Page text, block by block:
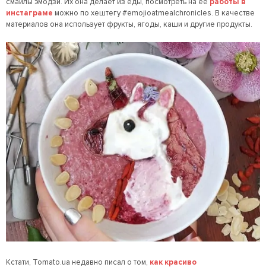
инстаграме можно по хештегу#emojioatmealchronicles. В качестве
материалов она использует фрукты, ягоды, каши и другие продукты.
Кстати, Tomato.ua недавно писал о том, как красиво